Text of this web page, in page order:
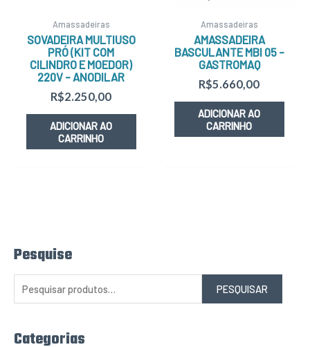
Pesquise
P
e
p
PESQUISAR
Categorias
Amassadeiras
SOVADEIRA MULTIUSO
PRÓ (KIT COM
CILINDRO E MOEDOR)
220V – ANODILAR
R$2.250,00
ADICIONAR AO
CARRINHO
Amassadeiras
AMASSADEIRA
BASCULANTE MBI 05 –
GASTROMAQ
R$5.660,00
ADICIONAR AO
CARRINHO